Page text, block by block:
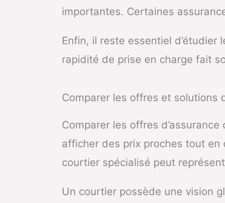
importantes. Certaines
Enfin, il reste essentiel d’étudier
rapidité de prise en charge fait
Comparer les offres et solutions
Comparer les offres
afficher des prix proches tout en
courtier spécialisé peut
Un courtier possède une vision